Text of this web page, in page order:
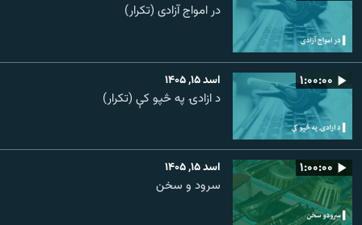
در امواج آزادی (تکرار)
۱:۰۰:۰۰ اسد ۱۵, ۱۴۰۵
د ازادۍ په څپو کې (تکرار)
۱:۰۰:۰۰ اسد ۱۵, ۱۴۰۵
سرود و سخن